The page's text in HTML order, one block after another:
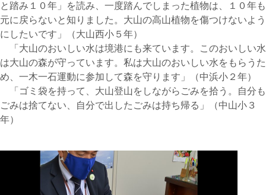
と踏み１０年」を読み、一度踏んでしまった植物は、１０年も
元に戻らないと知りました。大山の高山植物を傷つけないよう
にしたいです」（大山西小５年）
「大山のおいしい水は境港にも来ています。このおいしい水
は大山の森が守っています。私は大山のおいしい水をもらうた
め、一木一石運動に参加して森を守ります」（中浜小２年）
「ゴミ袋を持って、大山登山をしながらごみを拾う。自分も
ごみは捨てない、自分で出したごみは持ち帰る」（中山小３
年）